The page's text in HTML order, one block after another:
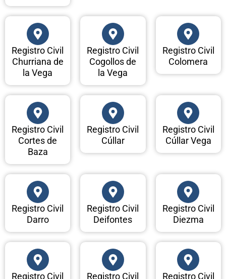
Registro Civil
Churriana de
la Vega
Registro Civil
Cogollos de
la Vega
Registro Civil
Colomera
Registro Civil
Cortes de
Baza
Registro Civil
Cúllar
Registro Civil
Cúllar Vega
Registro Civil
Darro
Registro Civil
Deifontes
Registro Civil
Diezma
Registro Civil Registro Civil Registro Civil